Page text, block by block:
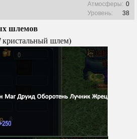
Атмосферы: 0
Уровень:
38
шлемов
кристальный шлем)